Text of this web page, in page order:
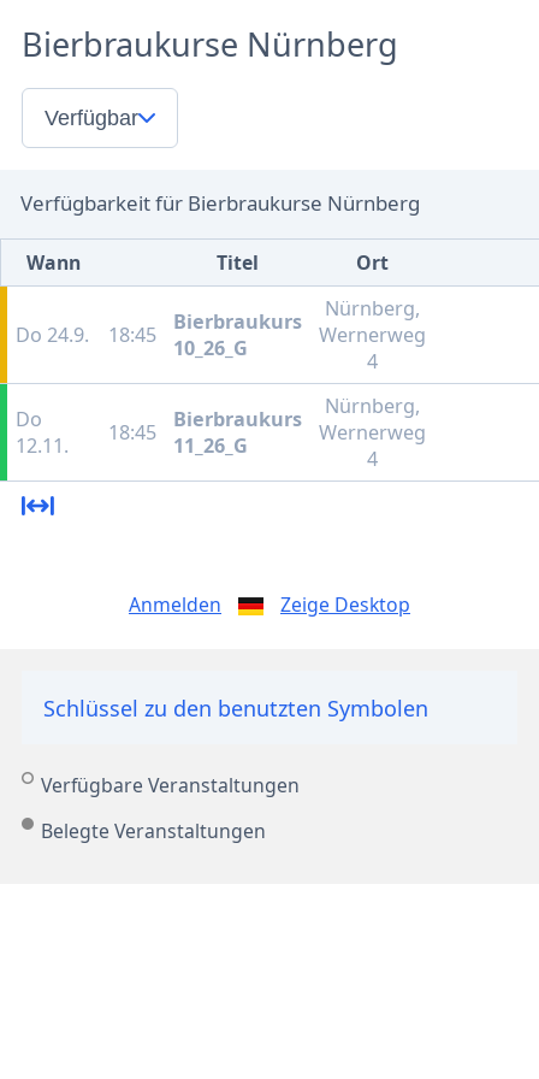
Bierbraukurse Nürnberg
Verfügbar
Verfügbarkeit für Bierbraukurse Nürnberg
Wann Titel Ort
Do 24.9. 18:45
Bierbraukurs
10_26_G
Nürnberg,
Wernerweg
4
Do
12.11.
18:45
Bierbraukurs
11_26_G
Nürnberg,
Wernerweg
4
Anmelden Zeige Desktop
Schlüssel zu den benutzten Symbolen
Verfügbare Veranstaltungen
Belegte Veranstaltungen